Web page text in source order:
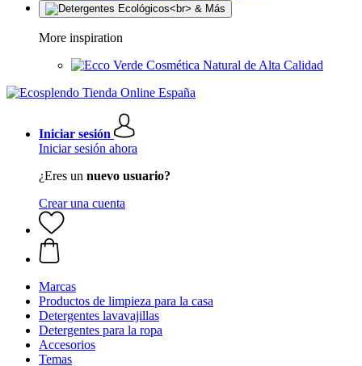
More inspiration
Cosmética Natural de Alta Calidad
Iniciar sesión
Iniciar sesión ahora
¿Eres un nuevo usuario?
Crear una cuenta
Marcas
Productos de limpieza para la casa
Detergentes lavavajillas
Detergentes para la ropa
Accesorios
Temas